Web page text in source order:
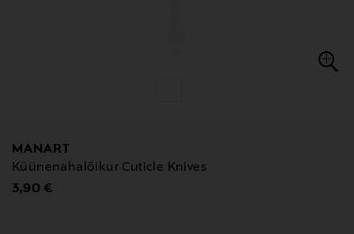
MANART
Küünenahalõikur Cuticle Knives
Original Price
3,90 €